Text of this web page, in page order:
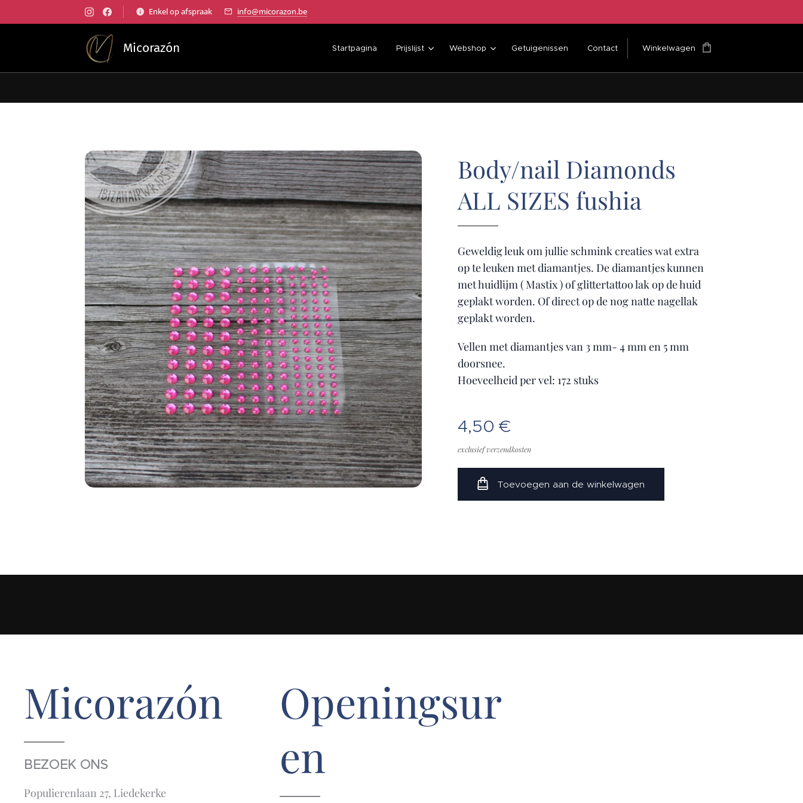
Enkel op afspraak info@micorazon.be
Micorazón Startpagina Prijslijst Webshop Getuigenissen Contact Winkelwagen
Body/nail Diamonds
ALL SIZES fushia
Geweldig leuk om jullie schmink creaties wat extra
op te leuken met diamantjes. De diamantjes kunnen
met huidlijm ( Mastix ) of glittertattoo lak op de huid
geplakt worden. Of direct op de nog natte nagellak
geplakt worden.
Vellen met diamantjes van 3 mm- 4 mm en 5 mm
doorsnee.
Hoeveelheid per vel: 172 stuks
4,50 €
exclusief verzendkosten
Toevoegen aan de winkelwagen
Micorazón
BEZOEK ONS
Populierenlaan 27, Liedekerke
Openingsur
en